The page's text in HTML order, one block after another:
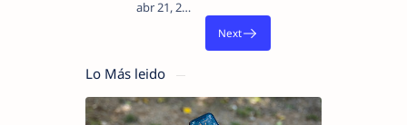
Lo Más leido